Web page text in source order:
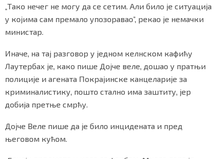
„Тако нечег не могу да се сетим. Али било је ситуација
у којима сам премало упозоравао”, рекао је немачки
министар.
Иначе, на тај разговор у једном келнском кафићу
Лаутербах је, како пише Дојче веле, дошао у пратњи
полиције и агената Покрајинске канцеларије за
криминалистику, пошто стално има заштиту, јер
добија претње смрћу.
Дојче Веле пише да је било инцидената и пред
његовом кућом.